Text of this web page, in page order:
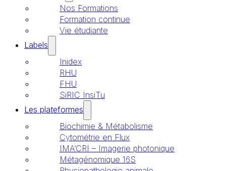
Nos Formations
Formation continue
Vie étudiante
Labels
Inidex
RHU
FHU
SiRIC InsiTu
Les plateformes
Biochimie & Métabolisme
Cytométrie en Flux
IMA’CRI – Imagerie photonique
Métagénomique 16S